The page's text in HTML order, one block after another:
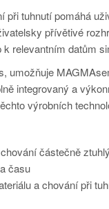
při tuhnutí pomáhá
přívětivé
relevantním datům
umožňuje
integrovaný a
výrobních
částečně
času
a chování při